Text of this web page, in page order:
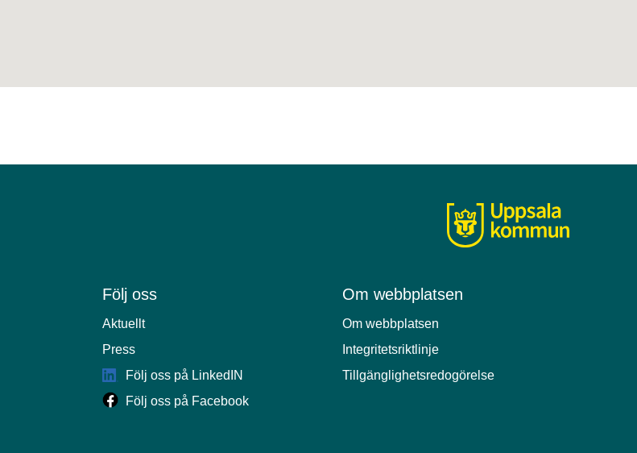
Följ oss
Aktuellt
Press
Följ oss på LinkedIN
Följ oss på Facebook
Om webbplatsen
Om webbplatsen
Integritetsriktlinje
Tillgänglighetsredogörelse